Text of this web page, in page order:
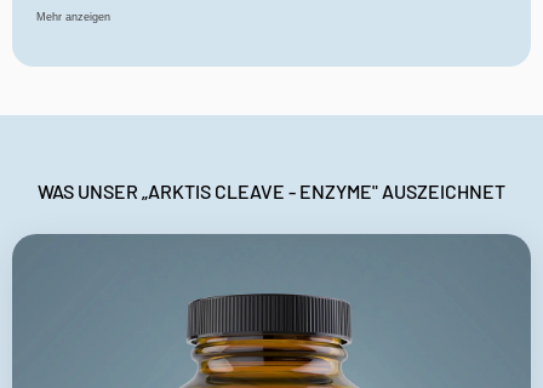
*Nutrient Reference Value
Mehr anzeigen
WAS UNSER „ARKTIS CLEAVE - ENZYME" AUSZEICHNET